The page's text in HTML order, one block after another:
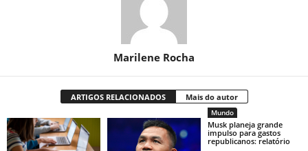
Marilene Rocha
ARTIGOS RELACIONADOS Mais do autor
Mundo
Musk planeja grande
impulso para gastos
republicanos: relatório